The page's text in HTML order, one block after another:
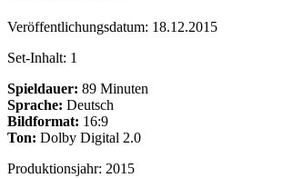
Veröffentlichungsdatum: 18.12.2015
Set-Inhalt: 1
Spieldauer: 89 Minuten
Sprache: Deutsch
Bildformat: 16:9
Ton: Dolby Digital 2.0
Produktionsjahr: 2015